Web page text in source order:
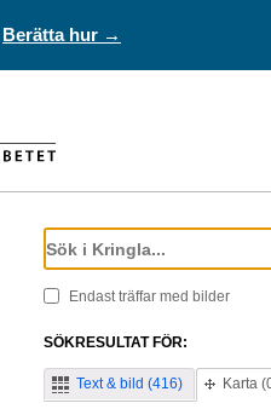
Berätta hur →
Endast träffar med bilder
SÖKRESULTAT FÖR:
Text & bild (416) Karta